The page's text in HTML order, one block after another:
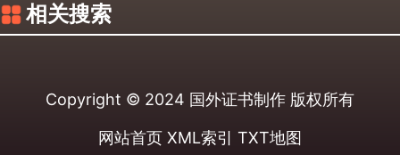
相关搜索
Copyright © 2024 国外证书制作 版权所有
网站首页 XML索引 TXT地图